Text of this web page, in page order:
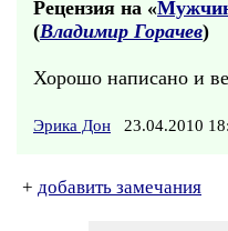
Рецензия на «
(Владимир Горачев)
Хорошо написано и
Эрика Дон 23.04.2010
+ добавить замечания